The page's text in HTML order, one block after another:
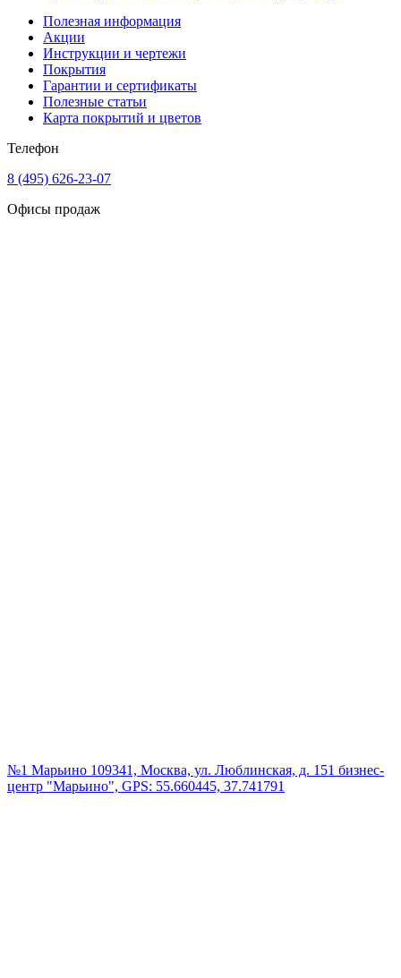
Полезная информация
Акции
Инструкции и чертежи
Покрытия
Гарантии и сертификаты
Полезные статьи
Карта покрытий и цветов
Телефон
8 (495) 626-23-07
Офисы продаж
№1 Марьино 109341, Москва, ул. Люблинская, д. 151 бизнес-
центр "Марьино", GPS: 55.660445, 37.741791